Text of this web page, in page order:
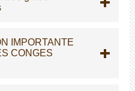
IMPORTANTE
CONGES